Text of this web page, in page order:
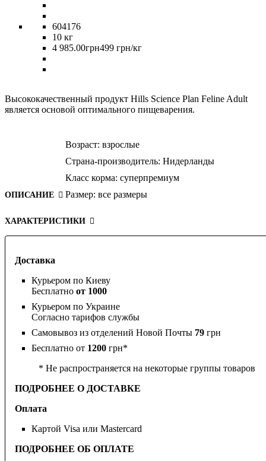
Доставка
Курьером по Киеву
Бесплатно от 1000
Курьером по Украине
Согласно тарифов службы
Самовывоз из отделений Новой Почты 79 грн
Бесплатно от 1200 грн*
* Не распространяется на некоторые группы товаров
ПОДРОБНЕЕ О ДОСТАВКЕ
Оплата
Картой Visa или Mastercard
ПОДРОБНЕЕ ОБ ОПЛАТЕ
604176
10 кг
4 985.00грн499 грн/кг
Высококачественный продукт Hills Science Plan Feline Adult
является основой оптимального пищеварения.
ОПИСАНИЕ
Возраст: взрослые
Страна-производитель: Нидерланды
Класс корма: суперпремиум
Размер: все размеры
ХАРАКТЕРИСТИКИ